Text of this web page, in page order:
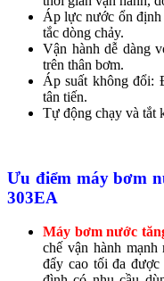
Áp lực nước ổn định
tắc dòng chảy.
Vận hành dễ dàng
trên thân bơm.
Áp suất không đổi:
tân tiến.
Tự động chạy và tắt
Ưu điểm máy bơm
303EA
Máy bơm nước
chế vận hành
đẩy cao tối đa